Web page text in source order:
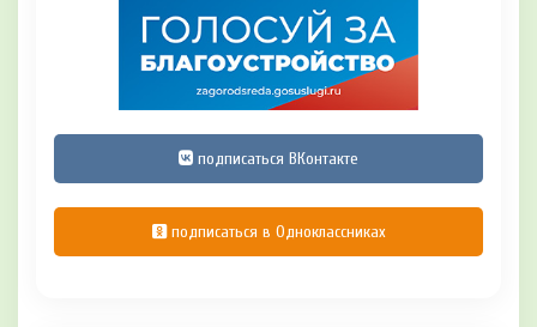
подписаться ВКонтакте
подписаться в Одноклассниках